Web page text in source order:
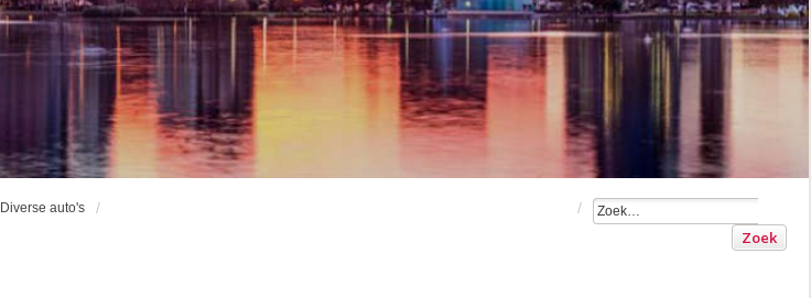
Diverse auto's
Zoek